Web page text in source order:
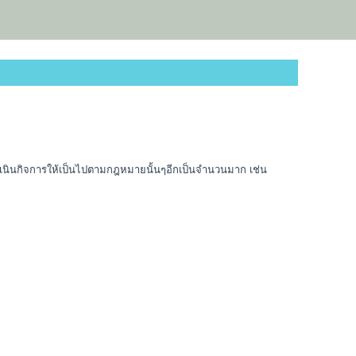
การให้เป็นไปตามกฎหมายนั้นๆอีกเป็นจำนวนมาก เช่น